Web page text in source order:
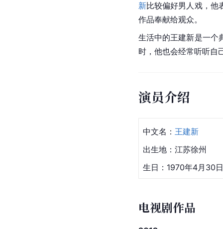
新比较偏好男人戏，他
作品奉献给观众。
生活中的王建新是一个
时，他也会经常听听自
演员介绍
中文名： 王建新
出生地：江苏徐州
生日：1970年4月30日
电视剧作品